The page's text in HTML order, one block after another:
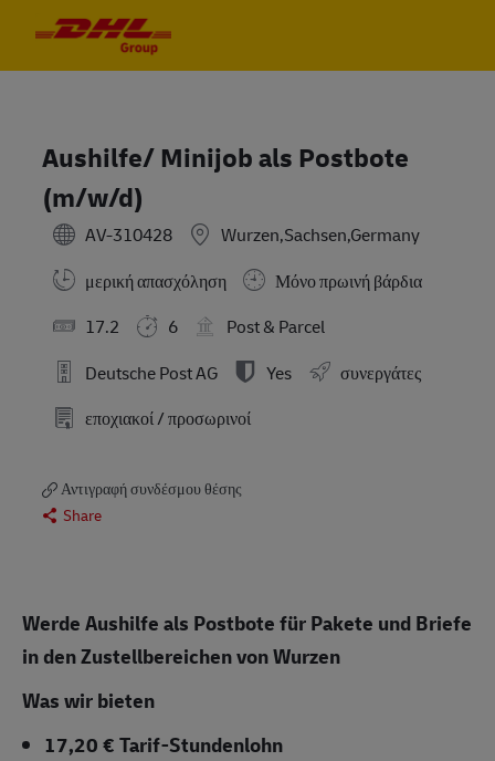
Aushilfe/ Minijob als Postbote
(m/w/d)
AV-310428
Wurzen,Sachsen,Germany
μερική απασχόληση
Μόνο πρωινή βάρδια
17.2
6
Post & Parcel
Deutsche Post AG
Yes
συνεργάτες
εποχιακοί / προσωρινοί
Αντιγραφή συνδέσμου θέσης
Share
Werde Aushilfe als Postbote für Pakete und Briefe
in den Zustellbereichen von Wurzen
Was wir bieten
17,20 € Tarif-Stundenlohn